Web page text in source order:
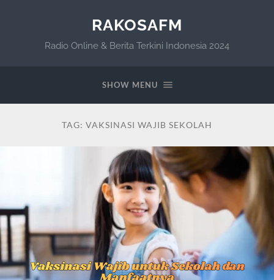
RAKOSAFM
Radio Online & Berita Terkini Indonesia 2024
SHOW MENU
TAG: VAKSINASI WAJIB SEKOLAH